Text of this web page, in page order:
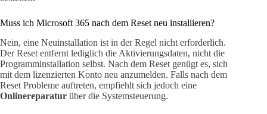
Muss ich Microsoft 365 nach dem Reset neu installieren?
Nein, eine Neuinstallation ist in der Regel nicht erforderlich.
Der Reset entfernt lediglich die Aktivierungsdaten, nicht die
Programminstallation selbst. Nach dem Reset genügt es, sich
mit dem lizenzierten Konto neu anzumelden. Falls nach dem
Reset Probleme auftreten, empfiehlt sich jedoch eine
Onlinereparatur über die Systemsteuerung.